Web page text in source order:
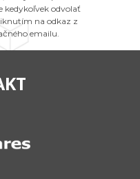
kedykoľvek odvolať
na odkaz z
emailu.